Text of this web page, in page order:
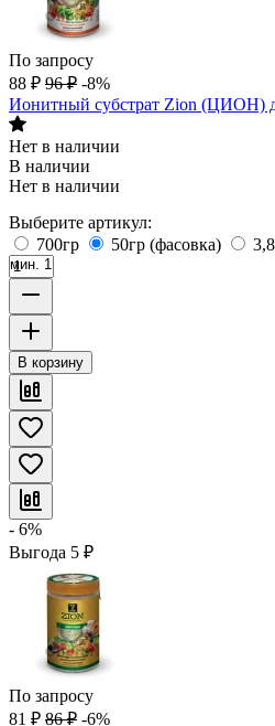
По запросу
88 ₽ 96 ₽ -8%
Ионитный субстрат Zion (ЦИОН)
Нет в наличии
В наличии
Нет в наличии
Выберите артикул:
700гр
50гр (фасовка)
мин. 1
В корзину
- 6%
Выгода 5 ₽
По запросу
81 ₽ 86 ₽ -6%